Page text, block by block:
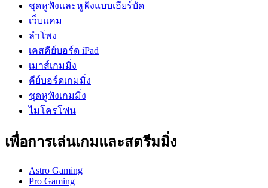
ชุดหูฟังและหูฟังแบบเอียร์บัด
เว็บแคม
ลำโพง
เคสคีย์บอร์ด iPad
เมาส์เกมมิ่ง
คีย์บอร์ดเกมมิ่ง
ชุดหูฟังเกมมิ่ง
ไมโครโฟน
เพื่อการเล่นเกมและสตรีมมิ่ง
Astro Gaming
Pro Gaming